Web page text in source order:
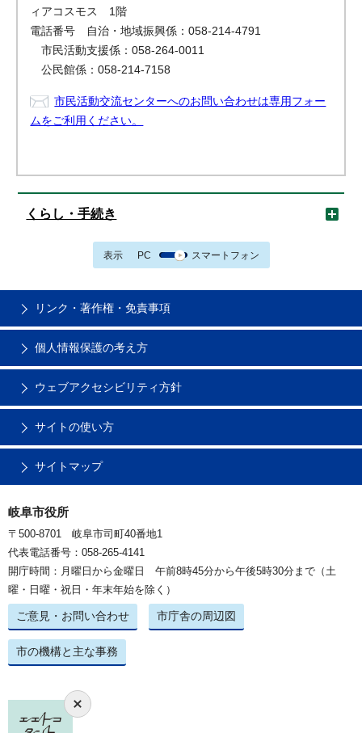
ィアコスモス 1階
電話番号 自治・地域振興係：058-214-4791
市民活動支援係：058-264-0011
公民館係：058-214-7158
市民活動交流センターへのお問い合わせは専用フォー
ムをご利用ください。
くらし・手続き
表示 PC スマートフォン
リンク・著作権・免責事項
個人情報保護の考え方
ウェブアクセシビリティ方針
サイトの使い方
サイトマップ
岐阜市役所
〒500-8701 岐阜市司町40番地1
代表電話番号：058-265-4141
開庁時間：月曜日から金曜日 午前8時45分から午後5時30分まで（土
曜・日曜・祝日・年末年始を除く）
ご意見・お問い合わせ 市庁舎の周辺図
市の機構と主な事務